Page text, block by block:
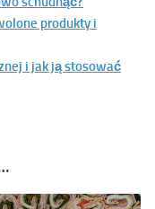
produkty i
i jak ją stosować